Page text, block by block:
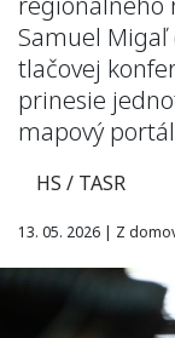
Samuel Migaľ
tlačovej
prinesie
mapový
HS / TASR
13. 05. 2026 | Z